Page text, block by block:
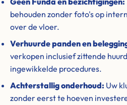
behouden zonder foto's op
over de vloer.
Verhuurde panden en
verkopen inclusief zittende
ingewikkelde procedures.
Achterstallig onderhoud: Uw
zonder eerst te hoeven